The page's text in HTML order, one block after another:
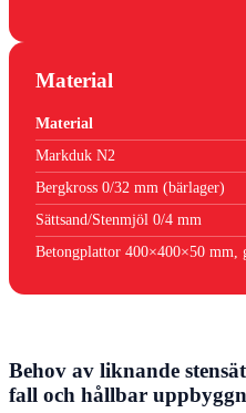
Material
Material
Markduk N2
Bergkross 0/32 mm (bärlager)
Sättsand/Stenmjöl 0/4 mm
Betongplattor 400×400×50 mm,
Behov av liknande
fall och hållbar